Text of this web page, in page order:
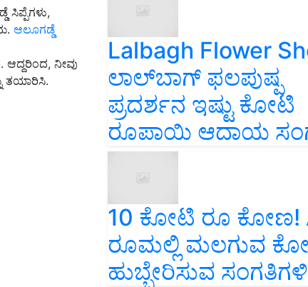
ಸಿಪ್ಪೆಗಳು,
ಆಲೂಗಡ್ಡೆ
ನೀವು
ತಯಾರಿಸಿ.
Lalbagh Flower
ಲಾಲ್‌ಬಾಗ್ ಫಲಪುಷ್ಪ
ಪ್ರದರ್ಶನ ಇಷ್ಟು ಕೋಟಿ
ರೂಪಾಯಿ ಆದಾಯ
10 ಕೋಟಿ ರೂ ಕೋಣ!
ರೂಮಲ್ಲಿ ಮಲಗುವ
ಹುಬ್ಬೇರಿಸುವ